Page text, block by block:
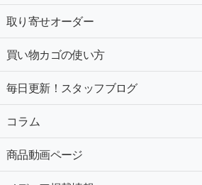
取り寄せオーダー
買い物カゴの使い方
毎日更新！スタッフブログ
コラム
商品動画ページ